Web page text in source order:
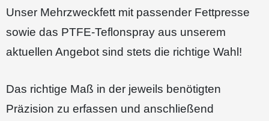
Unser Mehrzweckfett mit passender Fettpresse
sowie das PTFE-Teflonspray aus unserem
aktuellen Angebot sind stets die richtige Wahl!
Das richtige Maß in der jeweils benötigten
Präzision zu erfassen und anschließend